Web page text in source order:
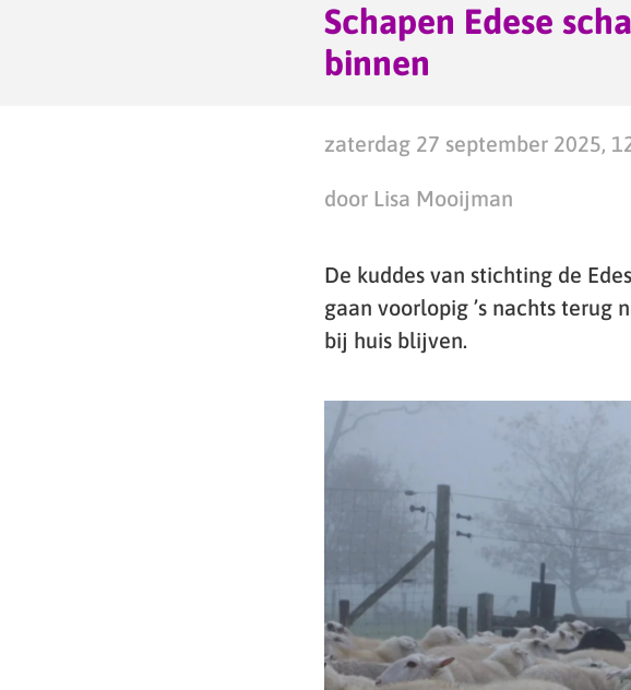
Schapen Edese
binnen
zaterdag 27 september 2025,
door Lisa Mooijman
De kuddes van stichting de
gaan voorlopig ’s nachts
bij huis blijven.